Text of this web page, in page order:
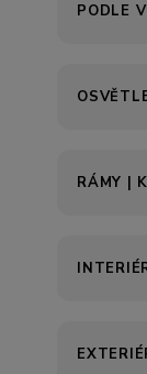
PODLE
RÁMY |